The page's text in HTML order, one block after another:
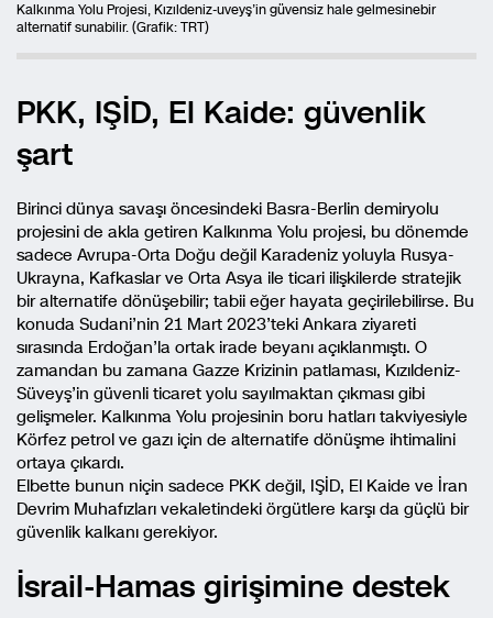
Kalkınma Yolu Projesi, Kızıldeniz-uveyş’in güvensiz hale gelmesinebir
alternatif sunabilir. (Grafik: TRT)
PKK, IŞİD, El Kaide: güvenlik
şart
Birinci dünya savaşı öncesindeki Basra-Berlin demiryolu
projesini de akla getiren Kalkınma Yolu projesi, bu dönemde
sadece Avrupa-Orta Doğu değil Karadeniz yoluyla Rusya-
Ukrayna, Kafkaslar ve Orta Asya ile ticari ilişkilerde stratejik
bir alternatife dönüşebilir; tabii eğer hayata geçirilebilirse. Bu
konuda Sudani’nin 21 Mart 2023’teki Ankara ziyareti
sırasında Erdoğan’la ortak irade beyanı açıklanmıştı. O
zamandan bu zamana Gazze Krizinin patlaması, Kızıldeniz-
Süveyş’in güvenli ticaret yolu sayılmaktan çıkması gibi
gelişmeler. Kalkınma Yolu projesinin boru hatları takviyesiyle
Körfez petrol ve gazı için de alternatife dönüşme ihtimalini
ortaya çıkardı.
Elbette bunun niçin sadece PKK değil, IŞİD, El Kaide ve İran
Devrim Muhafızları vekaletindeki örgütlere karşı da güçlü bir
güvenlik kalkanı gerekiyor.
İsrail-Hamas girişimine destek